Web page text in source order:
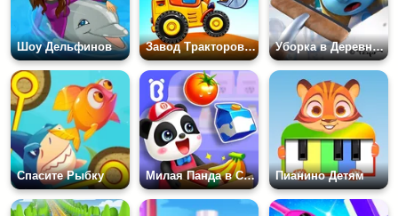
Шоу Дельфинов Завод Тракторов для Детей Уборка в Деревне Смурфиков
Спасите Рыбку Милая Панда в Супермаркете Пианино Детям